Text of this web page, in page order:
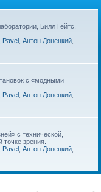
Билл Гейтс,
Pavel Антон Донецкий
с «модными
Pavel Антон Донецкий
с технической,
точке зрения.
Pavel Антон Донецкий